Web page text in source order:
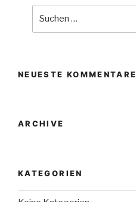
NEUESTE KOMMENTARE
ARCHIVE
KATEGORIEN